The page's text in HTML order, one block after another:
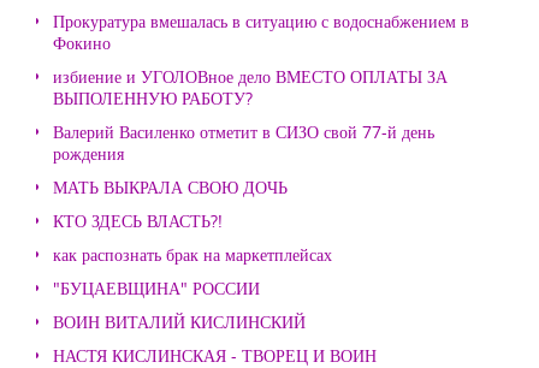
Прокуратура вмешалась в ситуацию с водоснабжением в
Фокино
избиение и УГОЛОВное дело ВМЕСТО ОПЛАТЫ ЗА
ВЫПОЛЕННУЮ РАБОТУ?
Валерий Василенко отметит в СИЗО свой 77-й день
рождения
МАТЬ ВЫКРАЛА СВОЮ ДОЧЬ
КТО ЗДЕСЬ ВЛАСТЬ?!
как распознать брак на маркетплейсах
"БУЦАЕВЩИНА" РОССИИ
ВОИН ВИТАЛИЙ КИСЛИНСКИЙ
НАСТЯ КИСЛИНСКАЯ - ТВОРЕЦ И ВОИН